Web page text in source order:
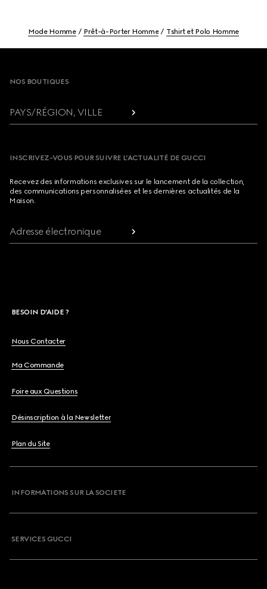
Mode Homme Prêt-à-Porter Homme Tshirt et Polo Homme
NOS BOUTIQUES
PAYS/RÉGION, VILLE
INSCRIVEZ-VOUS POUR SUIVRE L’ACTUALITÉ DE GUCCI
Recevez des informations exclusives sur le lancement de la collection,
des communications personnalisées et les dernières actualités de la
Maison.
Adresse électronique
BESOIN D'AIDE ?
Nous Contacter
Ma Commande
Foire aux Questions
Désinscription à la Newsletter
Plan du Site
INFORMATIONS SUR LA SOCIETE
SERVICES GUCCI